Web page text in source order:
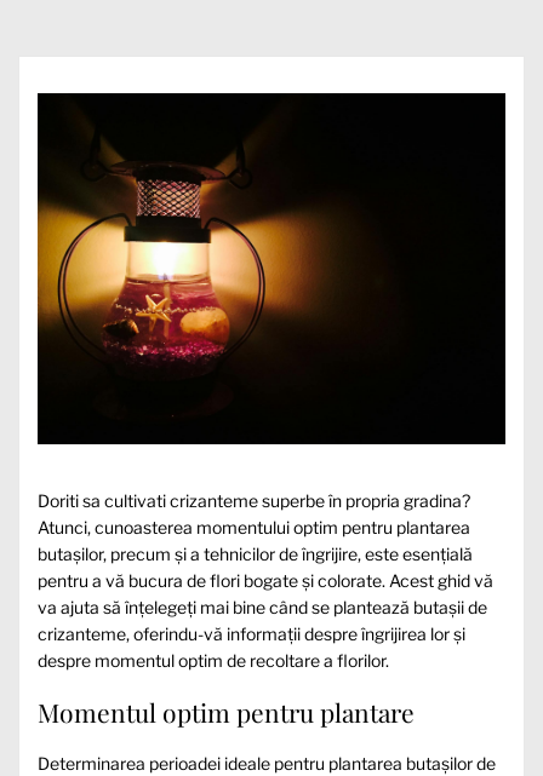
Doriti sa cultivati crizanteme superbe în propria gradina?
Atunci, cunoasterea momentului optim pentru plantarea
butașilor, precum și a tehnicilor de îngrijire, este esențială
pentru a vă bucura de flori bogate și colorate. Acest ghid vă
va ajuta să înțelegeți mai bine când se plantează butașii de
crizanteme, oferindu-vă informații despre îngrijirea lor și
despre momentul optim de recoltare a florilor.
Momentul optim pentru plantare
Determinarea perioadei ideale pentru plantarea butașilor de